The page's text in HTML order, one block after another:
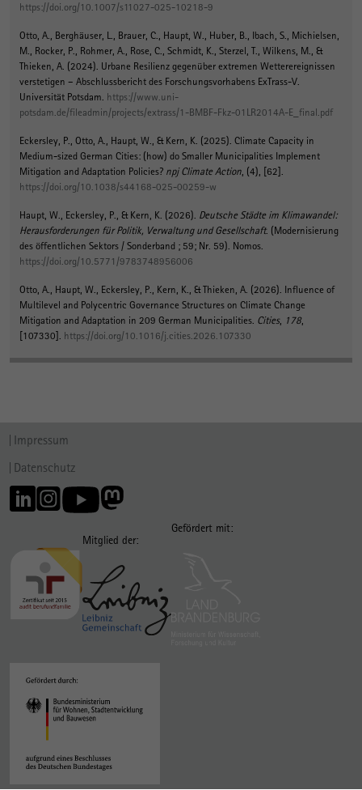
https://doi.org/10.1007/s11027-025-10218-9
Otto, A., Berghäuser, L., Brauer, C., Haupt, W., Huber, B., Ibach, S., Michielsen,
M., Rocker, P., Rohmer, A., Rose, C., Schmidt, K., Sterzel, T., Wilkens, M., &
Thieken, A. (2024). Urbane Resilienz gegenüber extremen Wetterereignissen
verstetigen – Abschlussbericht des Forschungsvorhabens ExTrass-V.
Universität Potsdam. https://www.uni-
potsdam.de/fileadmin/projects/extrass/1-BMBF-Fkz-01LR2014A-E_final.pdf
Eckersley, P., Otto, A., Haupt, W., & Kern, K. (2025). Climate Capacity in
Medium-sized German Cities: (how) do Smaller Municipalities Implement
Mitigation and Adaptation Policies? npj Climate Action, (4), [62].
https://doi.org/10.1038/s44168-025-00259-w
Haupt, W., Eckersley, P., & Kern, K. (2026). Deutsche Städte im Klimawandel:
Herausforderungen für Politik, Verwaltung und Gesellschaft. (Modernisierung
des öffentlichen Sektors / Sonderband ; 59; Nr. 59). Nomos.
https://doi.org/10.5771/9783748956006
Otto, A., Haupt, W., Eckersley, P., Kern, K., & Thieken, A. (2026). Influence of
Multilevel and Polycentric Governance Structures on Climate Change
Mitigation and Adaptation in 209 German Municipalities. Cities, 178,
[107330]. https://doi.org/10.1016/j.cities.2026.107330
Impressum
Datenschutz
Mitglied der:
Gefördert mit: